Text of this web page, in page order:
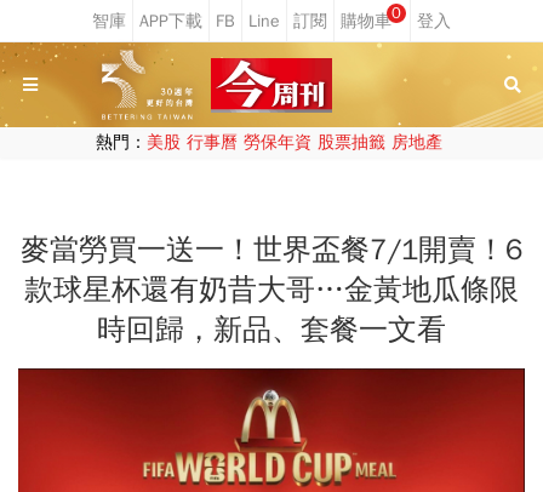
0
熱門： 美股 行事曆 勞保年資 股票抽籤 房地產
麥當勞買一送一！世界盃餐7/1開賣！6
款球星杯還有奶昔大哥…金黃地瓜條限
時回歸，新品、套餐一文看